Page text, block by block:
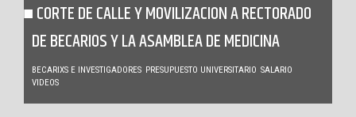
CORTE DE CALLE Y MOVILIZACION A RECTORADO
DE BECARIOS Y LA ASAMBLEA DE MEDICINA
BECARIXS E INVESTIGADORES PRESUPUESTO UNIVERSITARIO SALARIO
VIDEOS